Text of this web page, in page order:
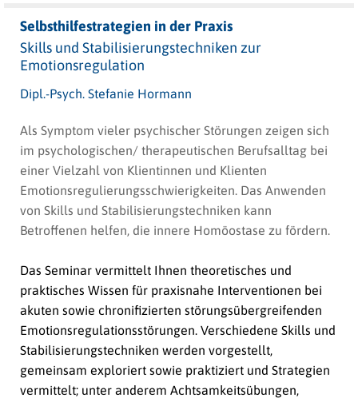
Selbsthilfestrategien in der Praxis
Skills und Stabilisierungstechniken zur
Emotionsregulation
Dipl.-Psych. Stefanie Hormann
Als Symptom vieler psychischer Störungen zeigen sich
im psychologischen/ therapeutischen Berufsalltag bei
einer Vielzahl von Klientinnen und Klienten
Emotionsregulierungsschwierigkeiten. Das Anwenden
von Skills und Stabilisierungstechniken kann
Betroffenen helfen, die innere Homöostase zu fördern.
Das Seminar vermittelt Ihnen theoretisches und
praktisches Wissen für praxisnahe Interventionen bei
akuten sowie chronifizierten störungsübergreifenden
Emotionsregulationsstörungen. Verschiedene Skills und
Stabilisierungstechniken werden vorgestellt,
gemeinsam exploriert sowie praktiziert und Strategien
vermittelt; unter anderem Achtsamkeitsübungen,